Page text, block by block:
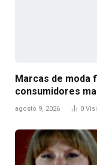
Marcas de moda
consumidores
agosto 9, 2026 0